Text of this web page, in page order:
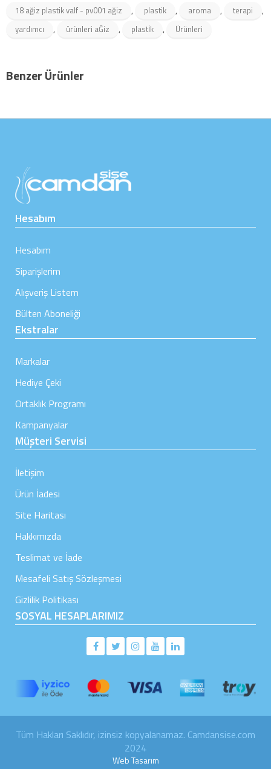
18 ağiz plastik valf - pv001 ağiz , plastik , aroma , terapi ,
yardımcı , ürünleri aĞiz , plastİk , Ürünleri
Benzer Ürünler
Hesabım
Hesabım
Siparişlerim
Alışveriş Listem
Bülten Aboneliği
Ekstralar
Markalar
Hediye Çeki
Ortaklık Programı
Kampanyalar
Müşteri Servisi
İletişim
Ürün İadesi
Site Haritası
Hakkımızda
Teslimat ve İade
Mesafeli Satış Sözleşmesi
Gizlilik Politikası
SOSYAL HESAPLARIMIZ
Tüm Hakları Saklıdır, izinsiz kopyalanamaz. Camdansise.com
2024
Web Tasarım